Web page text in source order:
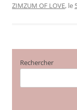
ZIMZUM OF LOVE, le
Rechercher